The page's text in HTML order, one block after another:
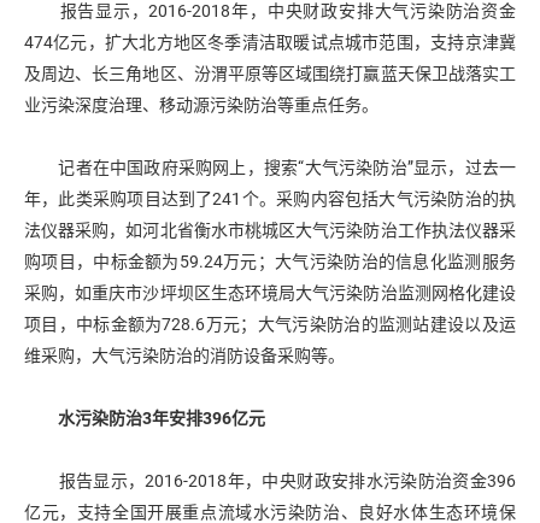
报告显示，2016-2018年，中央财政安排大气污染防治资金
474亿元，扩大北方地区冬季清洁取暖试点城市范围，支持京津冀
及周边、长三角地区、汾渭平原等区域围绕打赢蓝天保卫战落实工
业污染深度治理、移动源污染防治等重点任务。
记者在中国政府采购网上，搜索“大气污染防治”显示，过去一
年，此类采购项目达到了241个。采购内容包括大气污染防治的执
法仪器采购，如河北省衡水市桃城区大气污染防治工作执法仪器采
购项目，中标金额为59.24万元；大气污染防治的信息化监测服务
采购，如重庆市沙坪坝区生态环境局大气污染防治监测网格化建设
项目，中标金额为728.6万元；大气污染防治的监测站建设以及运
维采购，大气污染防治的消防设备采购等。
水污染防治3年安排396亿元
报告显示，2016-2018年，中央财政安排水污染防治资金396
亿元，支持全国开展重点流域水污染防治、良好水体生态环境保